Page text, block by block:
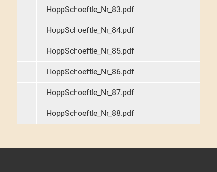
HoppSchoeftle_Nr_83.pdf
HoppSchoeftle_Nr_84.pdf
HoppSchoeftle_Nr_85.pdf
HoppSchoeftle_Nr_86.pdf
HoppSchoeftle_Nr_87.pdf
HoppSchoeftle_Nr_88.pdf